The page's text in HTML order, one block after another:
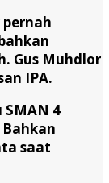
Gus Muhdlor
IPA.
4
saat